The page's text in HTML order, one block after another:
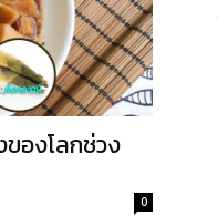
ของโลกช่วง
0